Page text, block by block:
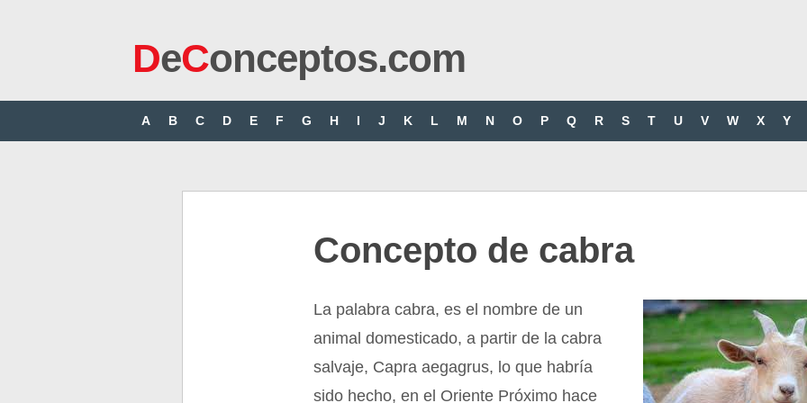
DeConceptos.com
A B C D E F G H I J K L M N O P Q R S T U V W X Y
Concepto de cabra
La palabra cabra, es el nombre de un
animal domesticado, a partir de la cabra
salvaje, Capra aegagrus, lo que habría
sido hecho, en el Oriente Próximo hace